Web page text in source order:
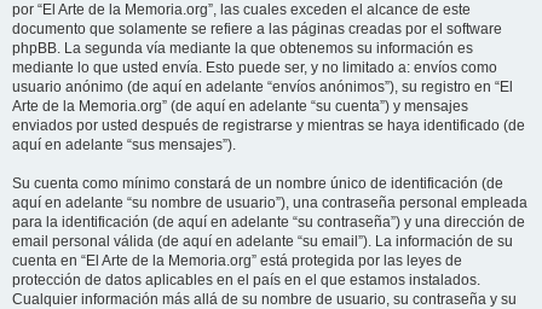
por “El Arte de la Memoria.org”, las cuales exceden el alcance de este
documento que solamente se refiere a las páginas creadas por el software
phpBB. La segunda vía mediante la que obtenemos su información es
mediante lo que usted envía. Esto puede ser, y no limitado a: envíos como
usuario anónimo (de aquí en adelante “envíos anónimos”), su registro en “El
Arte de la Memoria.org” (de aquí en adelante “su cuenta”) y mensajes
enviados por usted después de registrarse y mientras se haya identificado (de
aquí en adelante “sus mensajes”).
Su cuenta como mínimo constará de un nombre único de identificación (de
aquí en adelante “su nombre de usuario”), una contraseña personal empleada
para la identificación (de aquí en adelante “su contraseña”) y una dirección de
email personal válida (de aquí en adelante “su email”). La información de su
cuenta en “El Arte de la Memoria.org” está protegida por las leyes de
protección de datos aplicables en el país en el que estamos instalados.
Cualquier información más allá de su nombre de usuario, su contraseña y su